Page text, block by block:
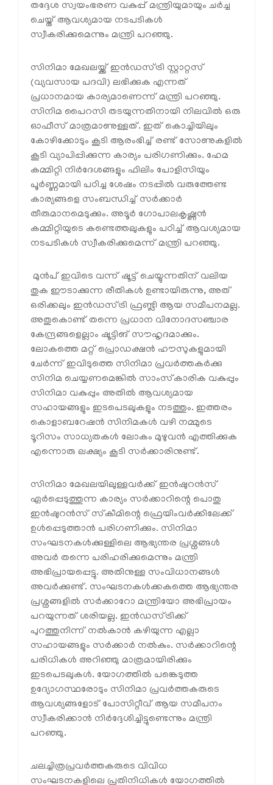
തദ്ദേശ സ്വയംഭരണ വകുപ്പ് മന്ത്രിയുമായും ചർച്ച
ചെയ്ത് ആവശ്യമായ നടപടികൾ
സ്വീകരിക്കുമെന്നും മന്ത്രി പറഞ്ഞു.
സിനിമാ മേഖലയ്ക്ക് ഇൻഡസ്ട്രി സ്റ്റാറ്റസ്
(വ്യവസായ പദവി) ലഭിക്കുക എന്നത്
പ്രധാനമായ കാര്യമാണെന്ന് മന്ത്രി പറഞ്ഞു.
സിനിമ പൈറസി തടയുന്നതിനായി നിലവിൽ ഒരു
ഓഫീസ് മാത്രമാണുള്ളത്. ഇത് കൊച്ചിയിലും
കോഴിക്കോടും കൂടി ആരംഭിച്ച് രണ്ട് സോണുകളിൽ
കൂടി വ്യാപിപ്പിക്കുന്ന കാര്യം പരിഗണിക്കും. ഹേമ
കമ്മിറ്റി നിർദേശങ്ങളും ഫിലിം പോളിസിയും
പൂർണ്ണമായി പഠിച്ച ശേഷം നടപ്പിൽ വരുത്തേണ്ട
കാര്യങ്ങളെ സംബന്ധിച്ച് സർക്കാർ
തീരുമാനമെടുക്കും. അടൂർ ഗോപാലകൃഷ്ണൻ
കമ്മിറ്റിയുടെ കണ്ടെത്തലുകളും പഠിച്ച് ആവശ്യമായ
നടപടികൾ സ്വീകരിക്കുമെന്ന് മന്ത്രി പറഞ്ഞു.
മുൻപ് ഇവിടെ വന്ന് ഷൂട്ട് ചെയ്യുന്നതിന് വലിയ
തുക ഈടാക്കുന്ന രീതികൾ ഉണ്ടായിരുന്നു, അത്
ഒരിക്കലും ഇൻഡസ്ട്രി ഫ്രണ്ട്ലി ആയ സമീപനമല്ല.
അതുകൊണ്ട് തന്നെ പ്രധാന വിനോദസഞ്ചാര
കേന്ദ്രങ്ങളെല്ലാം ഷൂട്ടിങ് സൗഹൃദമാക്കും.
ലോകത്തെ മറ്റ് പ്രൊഡക്ഷൻ ഹൗസുകളുമായി
ചേർന്ന് ഇവിടുത്തെ സിനിമാ പ്രവർത്തകർക്കു
സിനിമ ചെയ്യണമെങ്കിൽ സാംസ്‌കാരിക വകുപ്പും
സിനിമാ വകുപ്പും അതിൽ ആവശ്യമായ
സഹായങ്ങളും ഇടപെടലുകളും നടത്തും. ഇത്തരം
കൊളാബറേഷൻ സിനിമകൾ വഴി നമ്മുടെ
ടൂറിസം സാധ്യതകൾ ലോകം മുഴുവൻ എത്തിക്കുക
എന്നൊരു ലക്ഷ്യം കൂടി സർക്കാരിനുണ്ട്.
സിനിമാ മേഖലയിലുള്ളവർക്ക് ഇൻഷുറൻസ്
ഏർപ്പെടുത്തുന്ന കാര്യം സർക്കാറിന്റെ പൊതു
ഇൻഷുറൻസ് സ്‌കീമിന്റെ ഫ്രെയിംവർക്കിലേക്ക്
ഉൾപ്പെടുത്താൻ പരിഗണിക്കും. സിനിമാ
സംഘടനകൾക്കുള്ളിലെ ആഭ്യന്തര പ്രശ്നങ്ങൾ
അവർ തന്നെ പരിഹരിക്കുമെന്നും മന്ത്രി
അഭിപ്രായപ്പെട്ടു. അതിനുള്ള സംവിധാനങ്ങൾ
അവർക്കുണ്ട്. സംഘടനകൾക്കകത്തെ ആഭ്യന്തര
പ്രശ്നങ്ങളിൽ സർക്കാറോ മന്ത്രിയോ അഭിപ്രായം
പറയുന്നത് ശരിയല്ല. ഇൻഡസ്ട്രിക്ക്
പുറത്തുനിന്ന് നൽകാൻ കഴിയുന്ന എല്ലാ
സഹായങ്ങളും സർക്കാർ നൽകും. സർക്കാറിന്റെ
പരിധികൾ അറിഞ്ഞു മാത്രമായിരിക്കും
ഇടപെടലുകൾ. യോഗത്തിൽ പങ്കെടുത്ത
ഉദ്യോഗസ്ഥരോടും സിനിമാ പ്രവർത്തകരുടെ
ആവശ്യങ്ങളോട് പോസിറ്റീവ് ആയ സമീപനം
സ്വീകരിക്കാൻ നിർദ്ദേശിച്ചിട്ടുണ്ടെന്നും മന്ത്രി
പറഞ്ഞു.
ചലച്ചിത്രപ്രവർത്തകരുടെ വിവിധ
സംഘടനകളിലെ പ്രതിനിധികൾ യോഗത്തിൽ